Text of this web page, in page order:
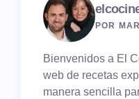
POR
Bienvenidos a El
web de recetas
manera sencilla